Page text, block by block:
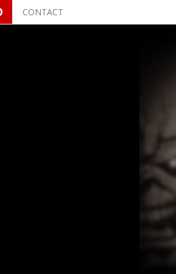
CONTACT